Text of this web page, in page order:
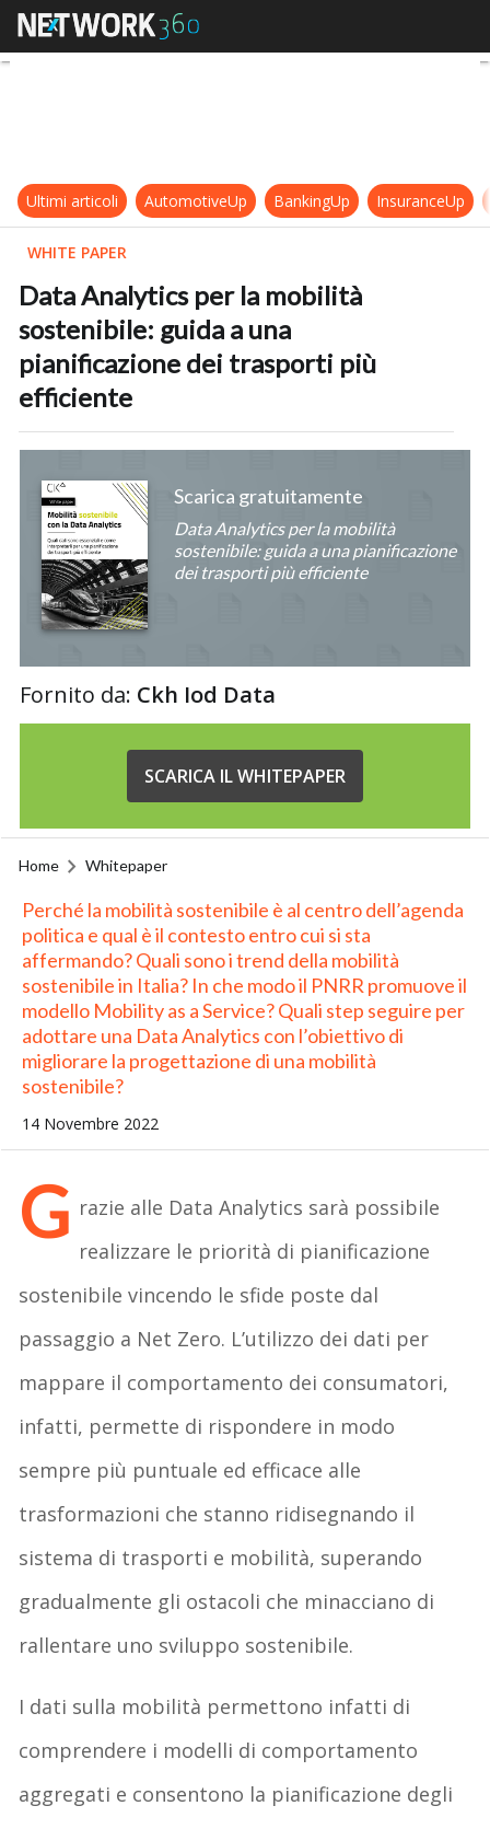
Data Analytics per la mobilità
Ultimi articoli AutomotiveUp BankingUp InsuranceUp
WHITE PAPER
Data Analytics per la mobilità
sostenibile: guida a una
pianificazione dei trasporti più
efficiente
Scarica gratuitamente
Data Analytics per la mobilità
sostenibile: guida a una pianificazione
dei trasporti più efficiente
Fornito da: Ckh Iod Data
SCARICA IL WHITEPAPER
Home Whitepaper
Perché la mobilità sostenibile è al centro dell’agenda
politica e qual è il contesto entro cui si sta
affermando? Quali sono i trend della mobilità
sostenibile in Italia? In che modo il PNRR promuove il
modello Mobility as a Service? Quali step seguire per
adottare una Data Analytics con l’obiettivo di
migliorare la progettazione di una mobilità
sostenibile?
14 Novembre 2022
G razie alle Data Analytics sarà possibile
realizzare le priorità di pianificazione
sostenibile vincendo le sfide poste dal
passaggio a Net Zero. L’utilizzo dei dati per
mappare il comportamento dei consumatori,
infatti, permette di rispondere in modo
sempre più puntuale ed efficace alle
trasformazioni che stanno ridisegnando il
sistema di trasporti e mobilità, superando
gradualmente gli ostacoli che minacciano di
rallentare uno sviluppo sostenibile.
I dati sulla mobilità permettono infatti di
comprendere i modelli di comportamento
aggregati e consentono la pianificazione degli